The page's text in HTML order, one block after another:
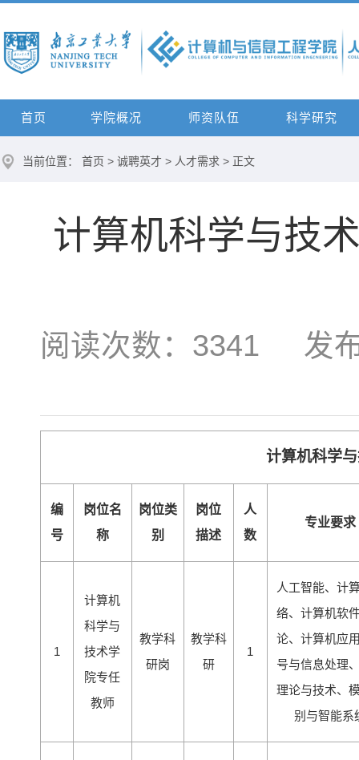
首页 学院概况 师资队伍 科学研究
当前位置： 首页 > 诚聘英才 > 人才需求 > 正文
计算机科学与技
阅读次数： 3341 发布
计算机科学
编
号
岗位名
称
岗位类
别
岗位
描述
人
数
专业要求
1
计算机
科学与
技术学
院专任
教师
教学科
研岗
教学科
研
1
人工智能、计
络、计算机软
论、计算机应
号与信息处理
理论与技术、
别与智能系